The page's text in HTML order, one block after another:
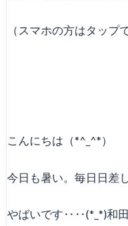
（スマホの方はタップ
こんにちは（*^_^*）
今日も暑い。毎日日差
やばいです‥‥(*_*)和田